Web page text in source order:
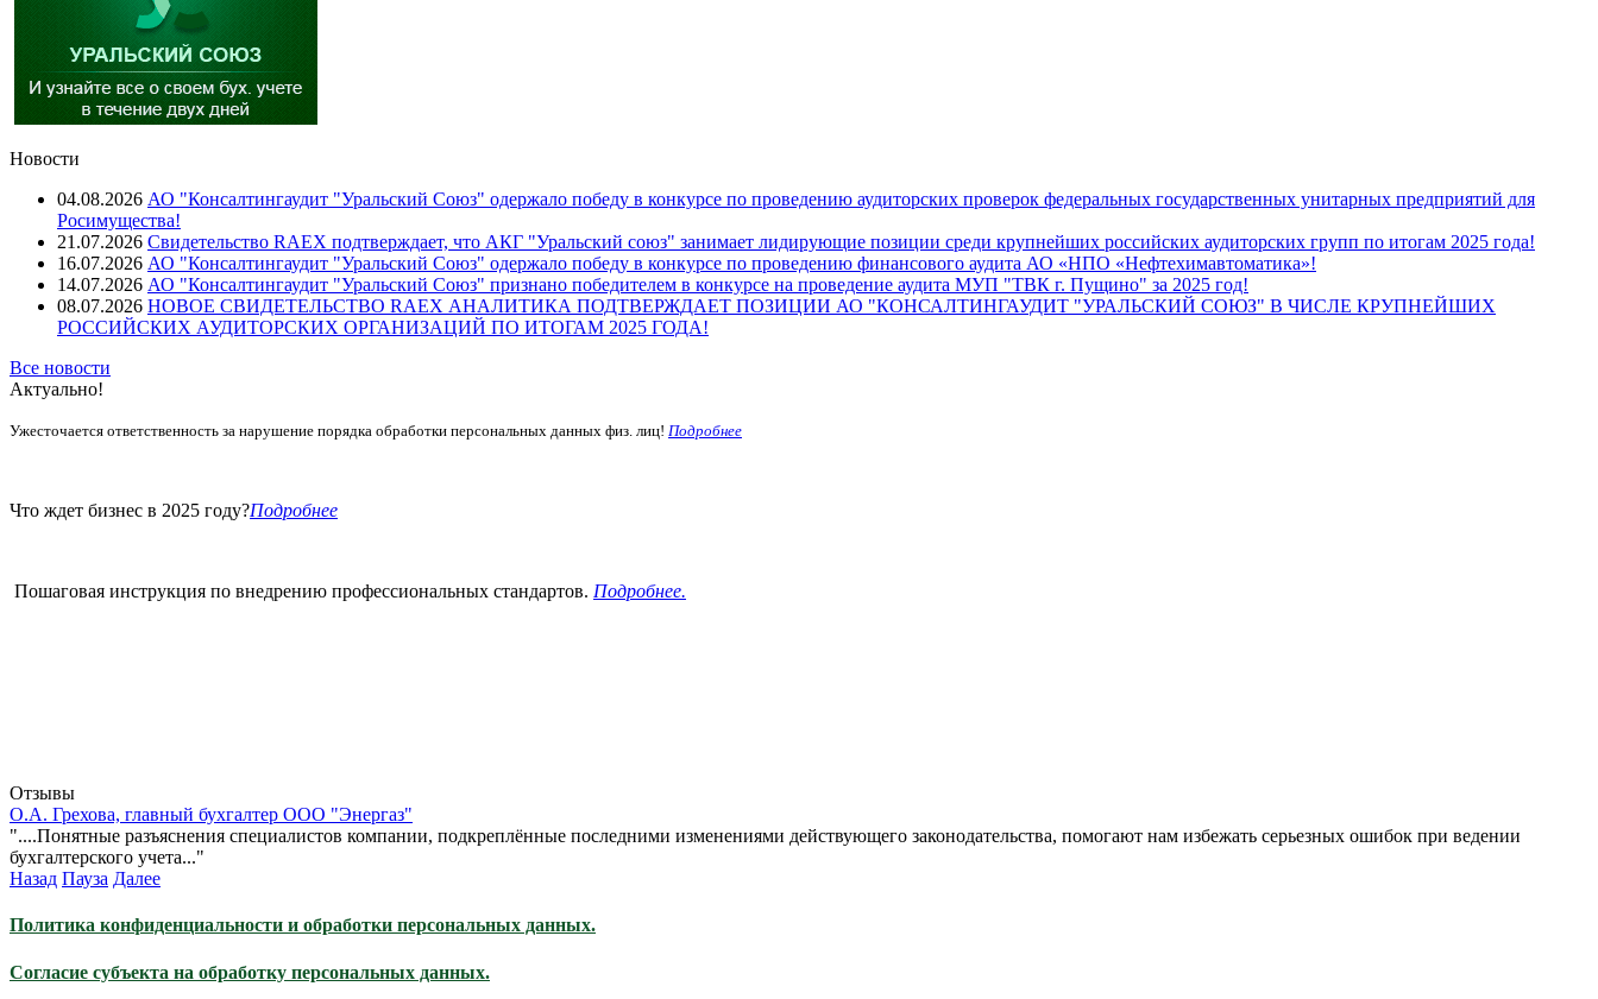
Новости
04.08.2026 АО "Консалтингаудит "Уральский Союз" одержало победу в конкурсе по проведению аудиторских проверок федеральных государственных унитарных предприятий для
Росимущества!
21.07.2026 Свидетельство RAEX подтверждает, что АКГ "Уральский союз" занимает лидирующие позиции среди крупнейших российских аудиторских групп по итогам 2025 года!
16.07.2026 АО "Консалтингаудит "Уральский Союз" одержало победу в конкурсе по проведению финансового аудита АО «НПО «Нефтехимавтоматика»!
14.07.2026 АО "Консалтингаудит "Уральский Союз" признано победителем в конкурсе на проведение аудита МУП "ТВК г. Пущино" за 2025 год!
08.07.2026 НОВОЕ СВИДЕТЕЛЬСТВО RAEX АНАЛИТИКА ПОДТВЕРЖДАЕТ ПОЗИЦИИ АО "КОНСАЛТИНГАУДИТ "УРАЛЬСКИЙ СОЮЗ" В ЧИСЛЕ КРУПНЕЙШИХ
РОССИЙСКИХ АУДИТОРСКИХ ОРГАНИЗАЦИЙ ПО ИТОГАМ 2025 ГОДА!
Все новости
Актуально!
Ужесточается ответственность за нарушение порядка обработки персональных данных физ. лиц! Подробнее
Что ждет бизнес в 2025 году?Подробнее
Пошаговая инструкция по внедрению профессиональных стандартов. Подробнее.
Отзывы
О.А. Грехова, главный бухгалтер ООО "Энергаз"
"....Понятные разъяснения специалистов компании, подкреплённые последними изменениями действующего законодательства, помогают нам избежать серьезных ошибок при ведении
бухгалтерского учета..."
Назад Пауза Далее
Политика конфиденциальности и обработки персональных данных.
Согласие субъекта на обработку персональных данных.